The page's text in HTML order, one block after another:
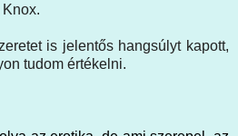
is jelentős hangsúlyt kapott,
tudom értékelni.